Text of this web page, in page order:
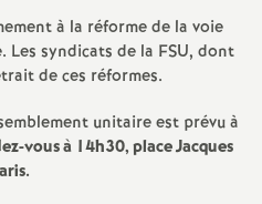
l
d
e
à la réforme de la voie
Les syndicats de la FSU, dont
de ces réformes.
unitaire est prévu à
vous à 14h30, place Jacques